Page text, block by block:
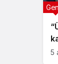
5